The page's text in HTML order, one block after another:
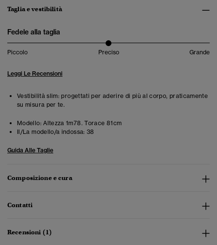
Taglia e vestibilità
Fedele alla taglia
Piccolo Preciso Grande
Leggi Le Recensioni
Vestibilità slim: progettati per aderire di più al corpo, praticamente
su misura per te.
Modello: Altezza 1m78. Torace 81cm
Il/La modello/a indossa: 38
Guida Alle Taglie
Composizione e cura
Contatti
Recensioni (1)